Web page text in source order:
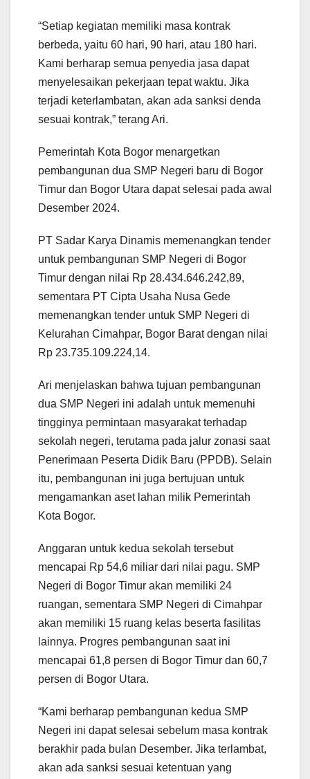
“Setiap kegiatan memiliki masa kontrak
berbeda, yaitu 60 hari, 90 hari, atau 180 hari.
Kami berharap semua penyedia jasa dapat
menyelesaikan pekerjaan tepat waktu. Jika
terjadi keterlambatan, akan ada sanksi denda
sesuai kontrak,” terang Ari.
Pemerintah Kota Bogor menargetkan
pembangunan dua SMP Negeri baru di Bogor
Timur dan Bogor Utara dapat selesai pada awal
Desember 2024.
PT Sadar Karya Dinamis memenangkan tender
untuk pembangunan SMP Negeri di Bogor
Timur dengan nilai Rp 28.434.646.242,89,
sementara PT Cipta Usaha Nusa Gede
memenangkan tender untuk SMP Negeri di
Kelurahan Cimahpar, Bogor Barat dengan nilai
Rp 23.735.109.224,14.
Ari menjelaskan bahwa tujuan pembangunan
dua SMP Negeri ini adalah untuk memenuhi
tingginya permintaan masyarakat terhadap
sekolah negeri, terutama pada jalur zonasi saat
Penerimaan Peserta Didik Baru (PPDB). Selain
itu, pembangunan ini juga bertujuan untuk
mengamankan aset lahan milik Pemerintah
Kota Bogor.
Anggaran untuk kedua sekolah tersebut
mencapai Rp 54,6 miliar dari nilai pagu. SMP
Negeri di Bogor Timur akan memiliki 24
ruangan, sementara SMP Negeri di Cimahpar
akan memiliki 15 ruang kelas beserta fasilitas
lainnya. Progres pembangunan saat ini
mencapai 61,8 persen di Bogor Timur dan 60,7
persen di Bogor Utara.
“Kami berharap pembangunan kedua SMP
Negeri ini dapat selesai sebelum masa kontrak
berakhir pada bulan Desember. Jika terlambat,
akan ada sanksi sesuai ketentuan yang